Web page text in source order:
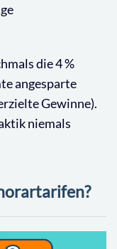
die 4 %
angesparte
Gewinne).
niemals